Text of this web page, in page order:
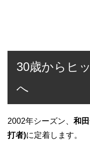
30歳からヒ
へ
2002年シーズン、 和
打者)に定着します。